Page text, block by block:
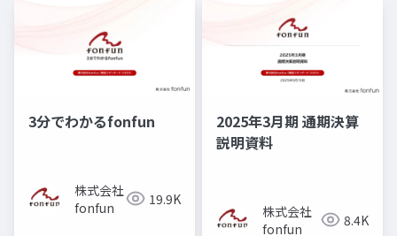
3分でわかるfonfun
株式会社
fonfun
19.9K
2025年3月期 通期決算
説明資料
株式会社
fonfun
8.4K